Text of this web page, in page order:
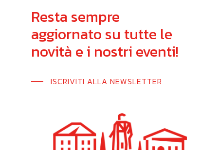
Resta sempre
aggiornato su tutte le
novità e i nostri eventi!
ISCRIVITI ALLA NEWSLETTER